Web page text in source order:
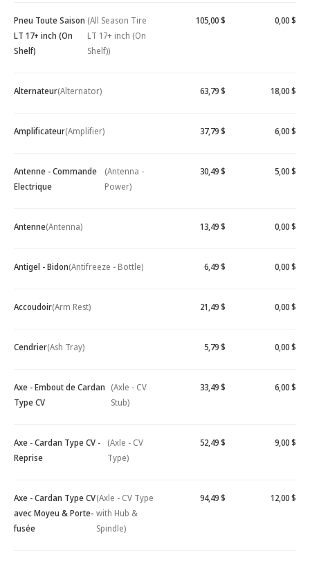
Pneu Toute Saison
LT 17+ inch (On
Shelf)
(All Season Tire
LT 17+ inch (On
Shelf))
105,00 $ 0,00 $
Alternateur(Alternator) 63,79 $ 18,00 $
Amplificateur(Amplifier) 37,79 $ 6,00 $
Antenne - Commande
Electrique
(Antenna -
Power)
30,49 $ 5,00 $
Antenne(Antenna) 13,49 $ 0,00 $
Antigel - Bidon(Antifreeze - Bottle) 6,49 $ 0,00 $
Accoudoir(Arm Rest) 21,49 $ 0,00 $
Cendrier(Ash Tray) 5,79 $ 0,00 $
Axe - Embout de Cardan
Type CV
(Axle - CV
Stub)
33,49 $ 6,00 $
Axe - Cardan Type CV -
Reprise
(Axle - CV
Type)
52,49 $ 9,00 $
Axe - Cardan Type CV
avec Moyeu & Porte-
fusée
(Axle - CV Type
with Hub &
Spindle)
94,49 $ 12,00 $